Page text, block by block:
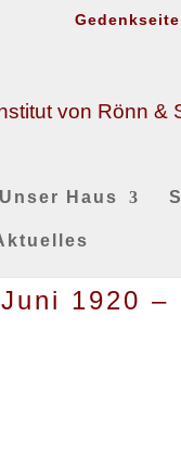
Gedenkseite
Unser Haus
1920 –